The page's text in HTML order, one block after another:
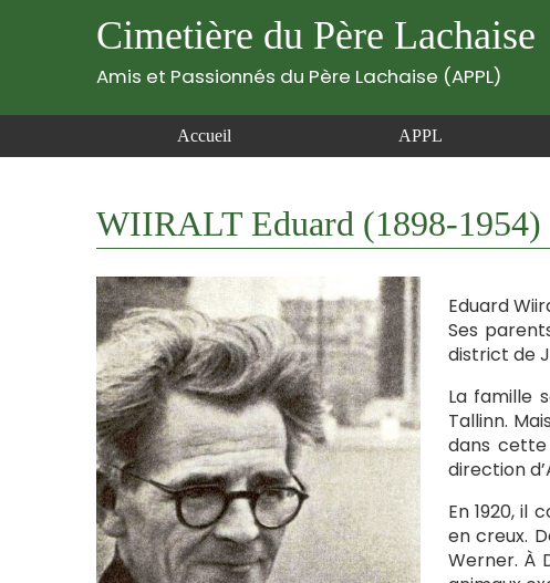
Cimetière du Père Lachaise
Amis et Passionnés du Père Lachaise (APPL)
Accueil APPL
WIIRALT Eduard (1898-1954)
Eduard
Ses
district de
La famille
Tallinn.
dans
direction
En 1920, il
en creux.
Werner. À